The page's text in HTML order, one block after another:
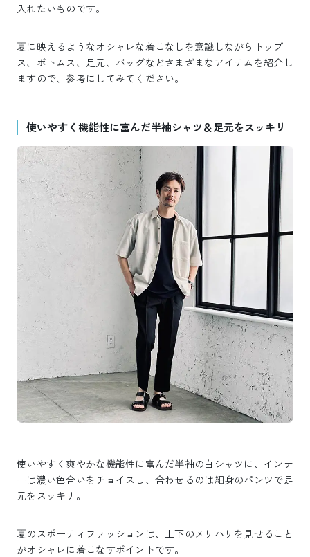
入れたいものです。
夏に映えるようなオシャレな着こなしを意識しながらトップ
ス、ボトムス、足元、バッグなどさまざまなアイテムを紹介し
ますので、参考にしてみてください。
使いやすく機能性に富んだ半袖シャツ＆足元をスッキリ
使いやすく爽やかな機能性に富んだ半袖の白シャツに、インナ
ーは濃い色合いをチョイスし、合わせるのは細身のパンツで足
元をスッキリ。
夏のスポーティファッションは、上下のメリハリを見せること
がオシャレに着こなすポイントです。